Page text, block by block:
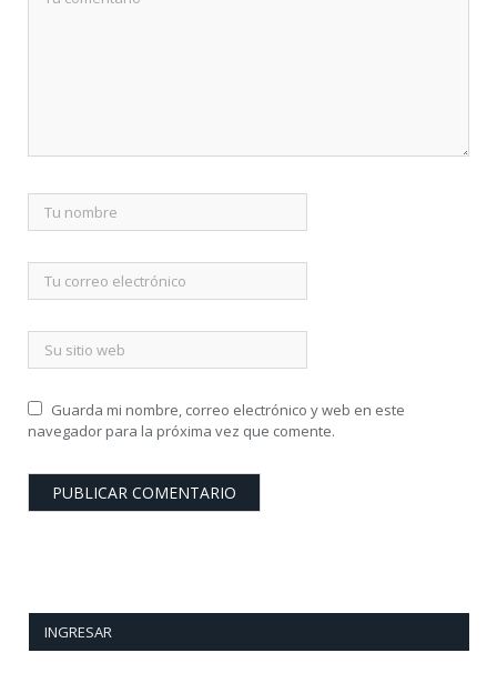
Guarda mi nombre, correo electrónico y web en este
navegador para la próxima vez que comente.
INGRESAR